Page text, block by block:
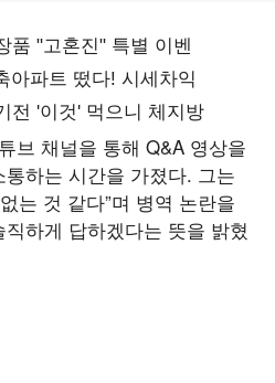
브 채널을 통해 Q&A 영상을
하는 시간을 가졌다. 그는
는 것 같다”며 병역 논란을
하게 답하겠다는 뜻을 밝혔